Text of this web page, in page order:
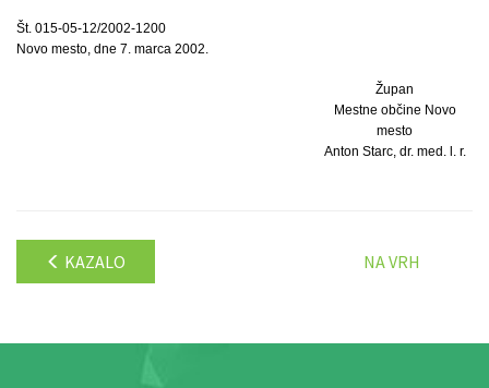
Št. 015-05-12/2002-1200
Novo mesto, dne 7. marca 2002.
Župan
Mestne občine Novo
mesto
Anton Starc, dr. med. l. r.
KAZALO NA VRH